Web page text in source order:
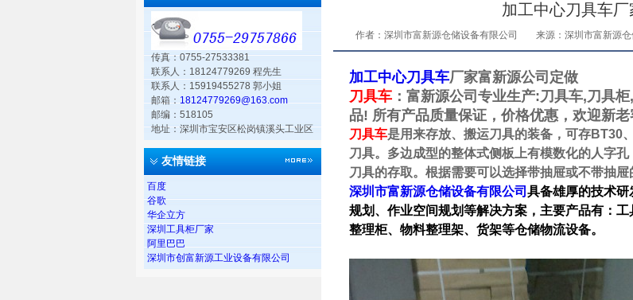
传真：0755-27533381
联系人：18124779269 程先生
联系人：15919455278 郭小姐
邮箱：18124779269@163.com
邮编：518105
地址：深圳市宝安区松岗镇溪头工业区
友情链接
百度
谷歌
华企立方
深圳工具柜厂家
阿里巴巴
深圳市创富新源工业设备有限公司
加工中心刀具车
作者：深圳市富新源仓储设备有限公司 来源：深圳市富新源
加工中心刀具车厂家富新源公司定做
刀具车 ：富新源公司专业生产:刀具车,刀具
品! 所有产品质量保证，价格优惠，欢迎新老
刀具车是用来存放、搬运刀具的装备，可存
刀具。多边成型的整体式侧板上有模数化的人字
刀具的存取。根据需要可以选择带抽屉或不带抽屉
深圳市富新源仓储设备有限公司 具备雄厚的技术
规划、作业空间规划等解决方案，主要产品有：
整理柜、物料整理架、货架等仓储物流设备。